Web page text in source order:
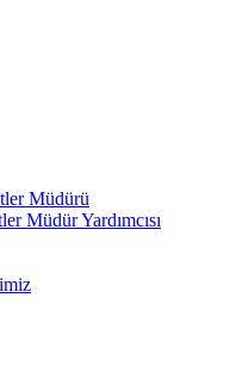
Müdürü
Müdür Yardımcısı